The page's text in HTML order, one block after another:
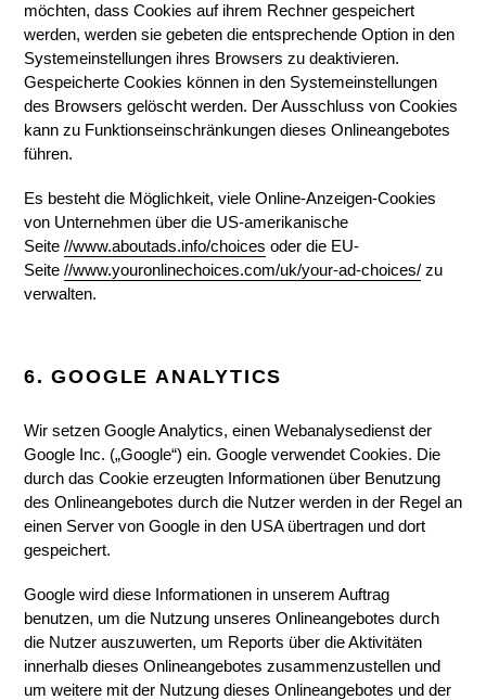
möchten, dass Cookies auf ihrem Rechner gespeichert
werden, werden sie gebeten die entsprechende Option in den
Systemeinstellungen ihres Browsers zu deaktivieren.
Gespeicherte Cookies können in den Systemeinstellungen
des Browsers gelöscht werden. Der Ausschluss von Cookies
kann zu Funktionseinschränkungen dieses Onlineangebotes
führen.
Es besteht die Möglichkeit, viele Online-Anzeigen-Cookies
von Unternehmen über die US-amerikanische
Seite //www.aboutads.info/choices oder die EU-
Seite //www.youronlinechoices.com/uk/your-ad-choices/ zu
verwalten.
6. GOOGLE ANALYTICS
Wir setzen Google Analytics, einen Webanalysedienst der
Google Inc. („Google“) ein. Google verwendet Cookies. Die
durch das Cookie erzeugten Informationen über Benutzung
des Onlineangebotes durch die Nutzer werden in der Regel an
einen Server von Google in den USA übertragen und dort
gespeichert.
Google wird diese Informationen in unserem Auftrag
benutzen, um die Nutzung unseres Onlineangebotes durch
die Nutzer auszuwerten, um Reports über die Aktivitäten
innerhalb dieses Onlineangebotes zusammenzustellen und
um weitere mit der Nutzung dieses Onlineangebotes und der